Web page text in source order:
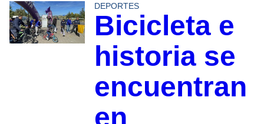
DEPORTES
Bicicleta e
historia se
encuentran
en